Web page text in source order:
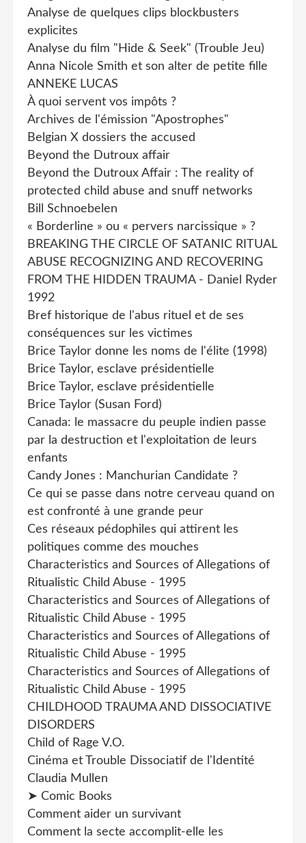
Analyse de quelques clips blockbusters
explicites
Analyse du film "Hide & Seek" (Trouble Jeu)
Anna Nicole Smith et son alter de petite fille
ANNEKE LUCAS
À quoi servent vos impôts ?
Archives de l'émission "Apostrophes"
Belgian X dossiers the accused
Beyond the Dutroux affair
Beyond the Dutroux Affair : The reality of
protected child abuse and snuff networks
Bill Schnoebelen
« Borderline » ou « pervers narcissique » ?
BREAKING THE CIRCLE OF SATANIC RITUAL
ABUSE RECOGNIZING AND RECOVERING
FROM THE HIDDEN TRAUMA - Daniel Ryder
1992
Bref historique de l'abus rituel et de ses
conséquences sur les victimes
Brice Taylor donne les noms de l'élite (1998)
Brice Taylor, esclave présidentielle
Brice Taylor, esclave présidentielle
Brice Taylor (Susan Ford)
Canada: le massacre du peuple indien passe
par la destruction et l'exploitation de leurs
enfants
Candy Jones : Manchurian Candidate ?
Ce qui se passe dans notre cerveau quand on
est confronté à une grande peur
Ces réseaux pédophiles qui attirent les
politiques comme des mouches
Characteristics and Sources of Allegations of
Ritualistic Child Abuse - 1995
Characteristics and Sources of Allegations of
Ritualistic Child Abuse - 1995
Characteristics and Sources of Allegations of
Ritualistic Child Abuse - 1995
Characteristics and Sources of Allegations of
Ritualistic Child Abuse - 1995
CHILDHOOD TRAUMA AND DISSOCIATIVE
DISORDERS
Child of Rage V.O.
Cinéma et Trouble Dissociatif de l'Identité
Claudia Mullen
➤ Comic Books
Comment aider un survivant
Comment la secte accomplit-elle les